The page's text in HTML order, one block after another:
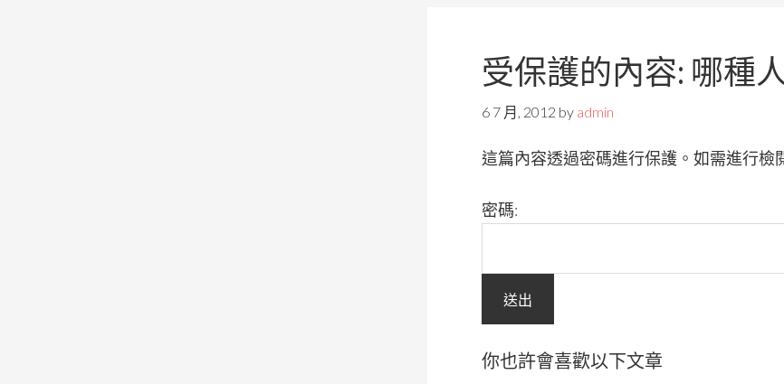
受保護的內容: 哪種
6 7 月, 2012 by admin
這篇內容透過密碼進行保護。如需進行檢
密碼:
你也許會喜歡以下文章